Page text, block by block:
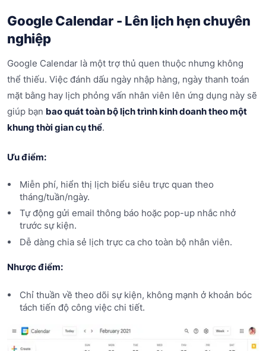
Google Calendar - Lên lịch hẹn chuyên
nghiệp
Google Calendar là một trợ thủ quen thuộc nhưng không
thể thiếu. Việc đánh dấu ngày nhập hàng, ngày thanh toán
mặt bằng hay lịch phỏng vấn nhân viên lên ứng dụng này sẽ
giúp bạn bao quát toàn bộ lịch trình kinh doanh theo một
khung thời gian cụ thể.
Ưu điểm:
Miễn phí, hiển thị lịch biểu siêu trực quan theo
tháng/tuần/ngày.
Tự động gửi email thông báo hoặc pop-up nhắc nhở
trước sự kiện.
Dễ dàng chia sẻ lịch trực ca cho toàn bộ nhân viên.
Nhược điểm:
Chỉ thuần về theo dõi sự kiện, không mạnh ở khoản bóc
tách tiến độ công việc chi tiết.